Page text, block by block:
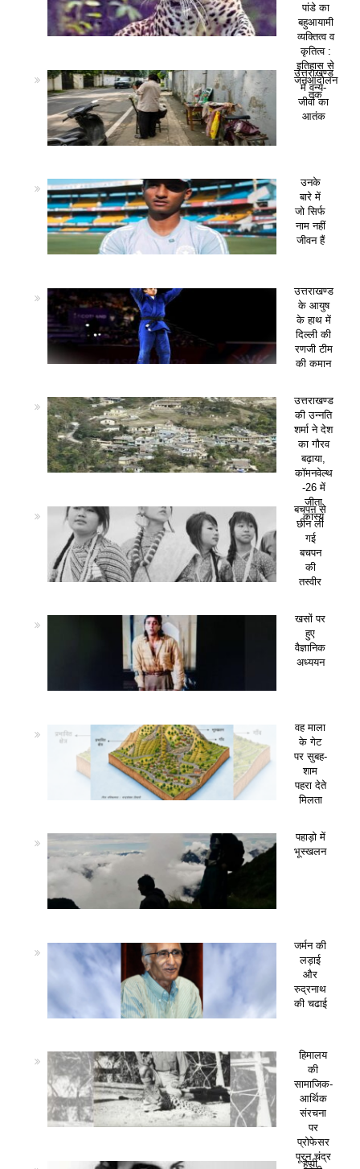
पांडे का
बहुआयामी
व्यक्तित्व व
कृतित्व :
इतिहास से
जनआंदोलन
तक
उत्तराखण्ड
में वन्य-
जीवों का
आतंक
उनके
बारे में
जो सिर्फ
नाम नहीं
जीवन हैं
उत्तराखण्ड
के आयुष
के हाथ में
दिल्ली की
रणजी टीम
की कमान
उत्तराखण्ड
की उन्नति
शर्मा ने देश
का गौरव
बढ़ाया,
कॉमनवेल्थ
-26 में
जीता
कांस्य
बचपन से
छीन ली
गई
बचपन
की
तस्वीर
खसों पर
हुए
वैज्ञानिक
अध्ययन
वह माला
के गेट
पर सुबह-
शाम
पहरा देते
मिलता
पहाड़ो में
भूस्खलन
जर्मन की
लड़ाई
और
रुद्रनाथ
की चढाई
हिमालय
की
सामाजिक-
आर्थिक
संरचना
पर
प्रोफेसर
पूरन चंद्र
हैप्पी